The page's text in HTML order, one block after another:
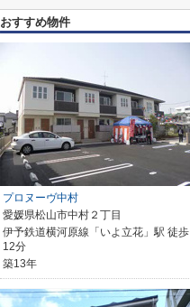
おすすめ物件
プロヌーヴ中村
愛媛県松山市中村２丁目
伊予鉄道横河原線「いよ立花」駅 徒歩
12分
築13年